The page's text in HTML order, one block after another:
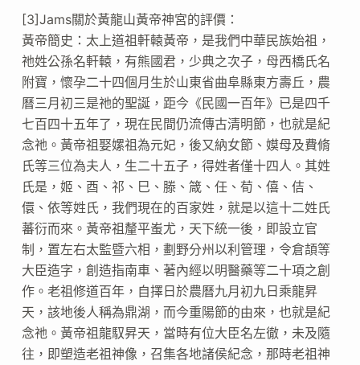
[3]Jams關於黃龍山黃帝神宮的評價：
黃帝簡史：太上道祖軒轅黃帝，是我們中華民族始祖，
祂姓公孫名軒轅，有熊國君，少典之次子，母西橋氏名
附寶，懷孕二十四個月生於山東省曲阜縣東方壽丘，農
曆三月初三是祂的聖誕，距今《民國一百年》已是四千
七百四十五年了，現在民間仍流傳古清明節，也就是紀
念祂。黃帝祖娶嫘祖為元妃，後又納女節、嫫母及費脩
氏等三位為夫人，生二十五子，得姓者僅十四人。其姓
氏是，姬、酉、祁、巳、滕、箴、任、荀、僖、佶、
儇、依等姓氏，我們現在的百家姓，就是以這十二姓氏
蕃衍而來。黃帝祖釐平蚩尤，天下統一後，即設立官
制，置左右太監暨六相，劃野分州以利管理，令倉頡等
大臣造字，創造指南車、著內經以明醫藥等二十項之創
作。老祖修道百年，自擇日於農曆九月初九日乘龍昇
天，該地後人稱為鼎湖，而今重陽節的由來，也就是紀
念祂。黃帝祖龍馭昇天，當時有位大臣名左徹，未及隨
往，即塑造老祖神像，召集各地諸侯紀念，那時老祖神